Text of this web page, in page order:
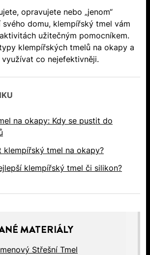
opravujete nebo „jenom“
domu, klempířský tmel vám
užitečným pomocníkem.
klempířských tmelů na okapy a
využívat co nejefektivněji.
na okapy: Kdy se pustit do
klempířský tmel na okapy?
klempířský tmel či silikon?
MATERIÁLY
Střešní Tmel